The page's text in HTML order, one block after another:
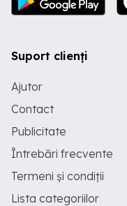
Suport clienți
Ajutor
Contact
Publicitate
Întrebări frecvente
Termeni și condiții
Lista categoriilor